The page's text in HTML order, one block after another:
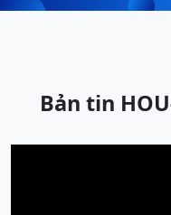
Bản tin